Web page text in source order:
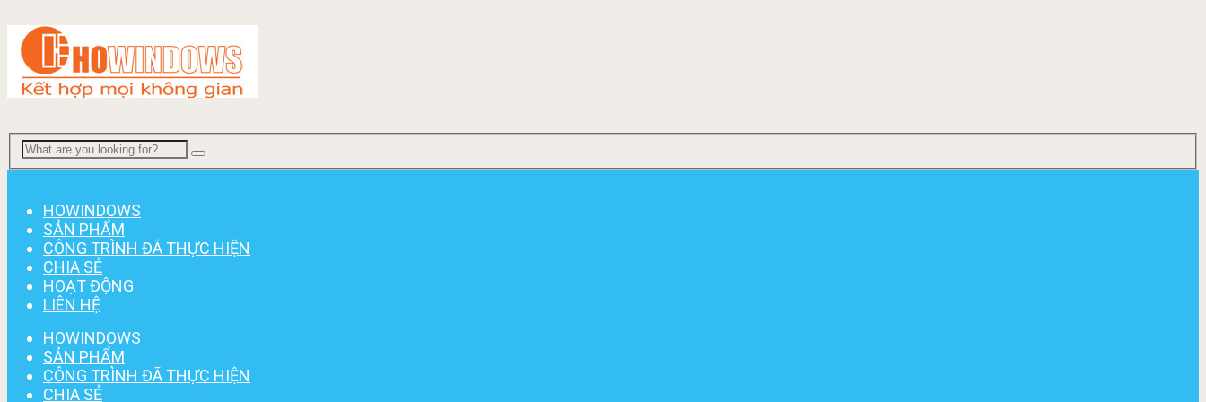
HOWINDOWS
SẢN PHẨM
CÔNG TRÌNH ĐÃ THỰC HIỆN
CHIA SẺ
HOẠT ĐỘNG
LIÊN HỆ
HOWINDOWS
SẢN PHẨM
CÔNG TRÌNH ĐÃ THỰC HIỆN
CHIA SẺ